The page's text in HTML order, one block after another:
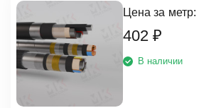
Цена за метр:
402 ₽
В наличии